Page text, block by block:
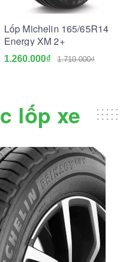
Lốp Michelin 165/65R14
Energy XM 2+
1.260.000₫ 1.710.000₫
lốp xe